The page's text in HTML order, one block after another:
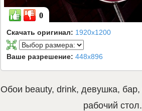
0
Скачать оригинал: 1920x1200
Ваше разрешение: 448x896
Обои beauty, drink, девушка, бар,
рабочий стол.